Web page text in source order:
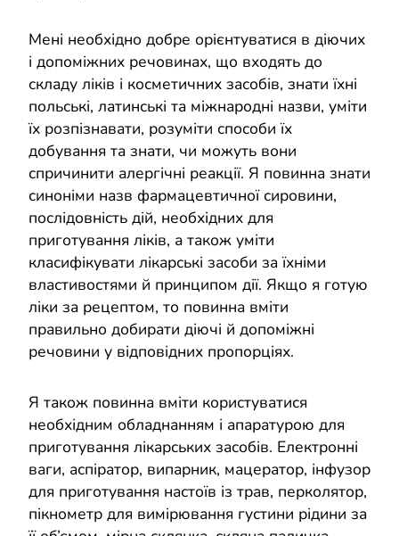
Мені необхідно добре орієнтуватися в діючих
і допоміжних речовинах, що входять до
складу ліків і косметичних засобів, знати їхні
польські, латинські та міжнародні назви, уміти
їх розпізнавати, розуміти способи їх
добування та знати, чи можуть вони
спричинити алергічні реакції. Я повинна знати
синоніми назв фармацевтичної сировини,
послідовність дій, необхідних для
приготування ліків, а також уміти
класифікувати лікарські засоби за їхніми
властивостями й принципом дії. Якщо я готую
ліки за рецептом, то повинна вміти
правильно добирати діючі й допоміжні
речовини у відповідних пропорціях.
Я також повинна вміти користуватися
необхідним обладнанням і апаратурою для
приготування лікарських засобів. Електронні
ваги, аспіратор, випарник, мацератор, інфузор
для приготування настоїв із трав, перколятор,
пікнометр для вимірювання густини рідини за